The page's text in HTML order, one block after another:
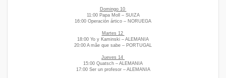
Domingo 10
11:00 Papa Moll – SUIZA
16:00 Operación ártico – NORUEGA
Martes 12
18:00 Yo y Kaminski – ALEMANIA
20:00 A mãe que sabe – PORTUGAL
Jueves 14
15:00 Quatsch – ALEMANIA
17:00 Ser un profesor – ALEMANIA